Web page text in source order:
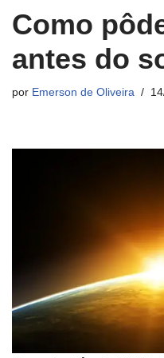
Como
antes do
por Emerson de Oliveira